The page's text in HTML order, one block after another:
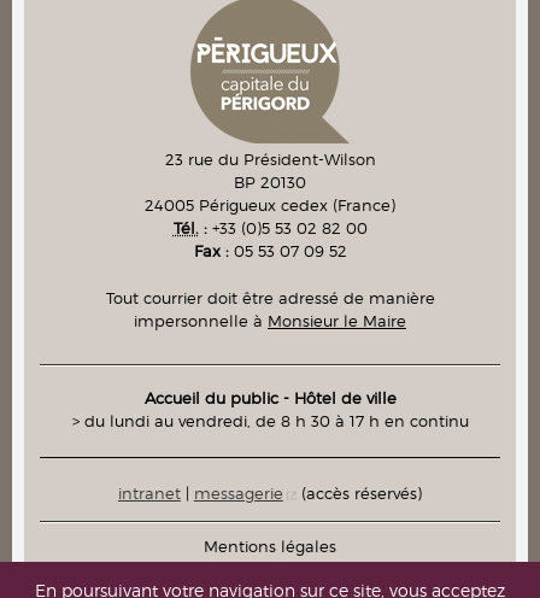
23 rue du Président-Wilson
BP 20130
24005 Périgueux cedex (France)
Tél. : +33 (0)5 53 02 82 00
Fax : 05 53 07 09 52
Tout courrier doit être adressé de manière
impersonnelle à Monsieur le Maire
Accueil du public - Hôtel de ville
> du lundi au vendredi, de 8 h 30 à 17 h en continu
intranet| messagerie (accès réservés)
Mentions légales
Plan du site
En poursuivant votre navigation sur ce site, vous acceptez